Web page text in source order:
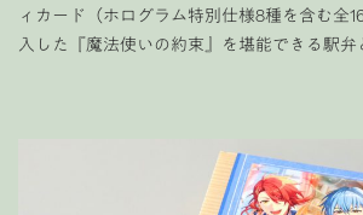
ィカード（ホログラム特別仕様8種を含む全
入した『魔法使いの約束』を堪能できる駅弁